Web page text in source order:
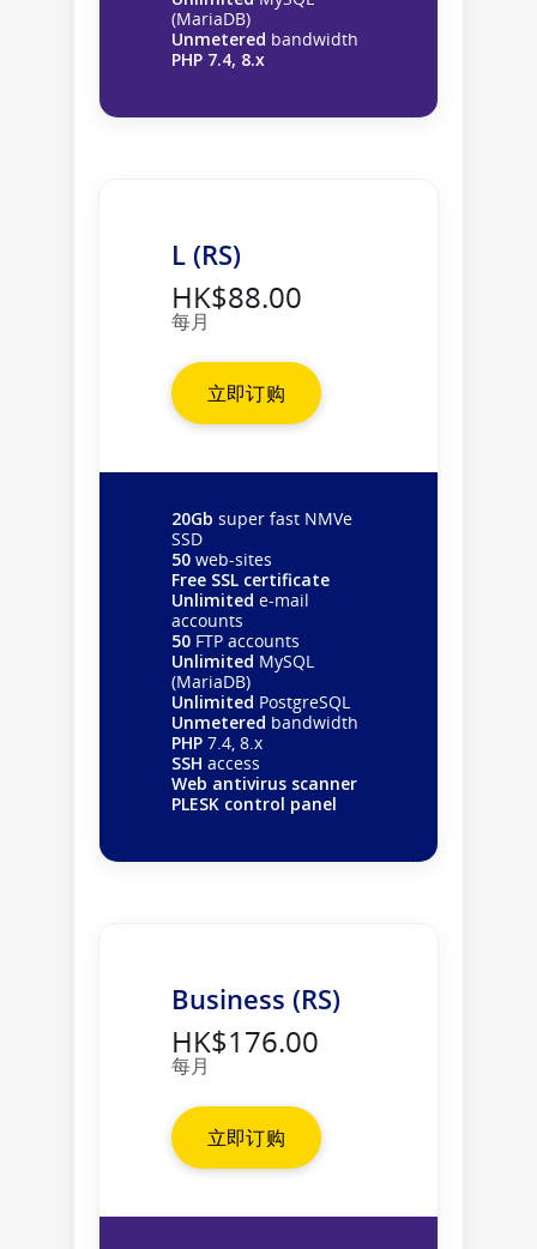
(MariaDB)
Unmetered bandwidth
PHP 7.4, 8.x
L (RS)
HK$88.00
每月
立即订购
20Gb super fast NMVe
SSD
50web-sites
Free SSL certificate
Unlimited e-mail
accounts
50FTP accounts
Unlimited MySQL
(MariaDB)
Unlimited PostgreSQL
Unmetered bandwidth
PHP7.4, 8.x
SSH access
Web antivirus scanner
PLESK control panel
Business (RS)
HK$176.00
每月
立即订购